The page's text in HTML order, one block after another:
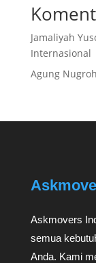
Jamaliyah
Internasional
Agung
Askmovers
semua
Anda. Kami